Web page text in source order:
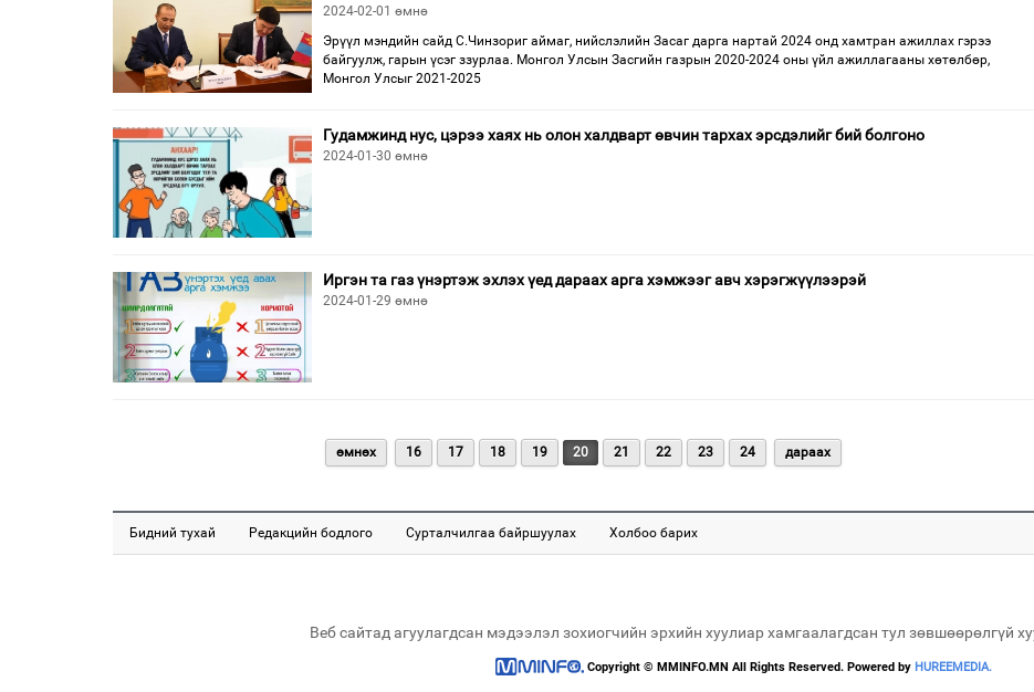
2024-02-01 өмнө
Эрүүл мэндийн сайд С.Чинзориг аймаг, нийслэлийн Засаг дарга нартай 2024 онд хамтран ажиллах гэрээ
байгуулж, гарын үсэг ззурлаа. Монгол Улсын Засгийн газрын 2020-2024 оны үйл ажиллагааны хөтөлбөр,
Монгол Улсыг 2021-2025
Гудамжинд нус, цэрээ хаях нь олон халдварт өвчин тархах эрсдэлийг бий болгоно
2024-01-30 өмнө
Иргэн та газ үнэртэж эхлэх үед дараах арга хэмжээг авч хэрэгжүүлээрэй
2024-01-29 өмнө
өмнөх 16 17 18 19 20 21 22 23 24 дараах
Бидний тухай Редакцийн бодлого Сурталчилгаа байршуулах Холбоо барих
Веб сайтад агуулагдсан мэдээлэл зохиогчийн эрхийн хуулиар хамгаалагдсан тул зөвшөөрөлгүй
Copyright © MMINFO.MN All Rights Reserved. Powered by HUREEMEDIA.